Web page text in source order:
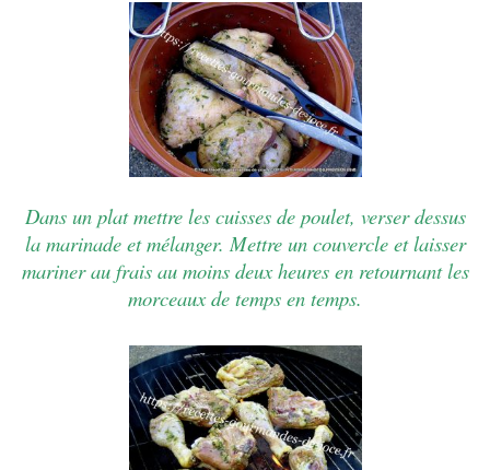
Dans un plat mettre les cuisses de poulet, verser dessus
la marinade et mélanger.Mettre un couvercle et laisser
mariner au frais au moins deux heures en retournant les
morceaux de temps en temps.